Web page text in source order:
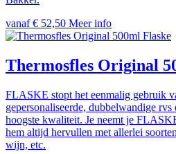
vanaf € 52,50 Meer info
Flaske
Thermosfles Original
FLASKE stopt het eenmalig gebruik
gepersonaliseerde, dubbelwandige
hoogste kwaliteit. Je neemt je
hem altijd hervullen met allerlei
wijn, etc.